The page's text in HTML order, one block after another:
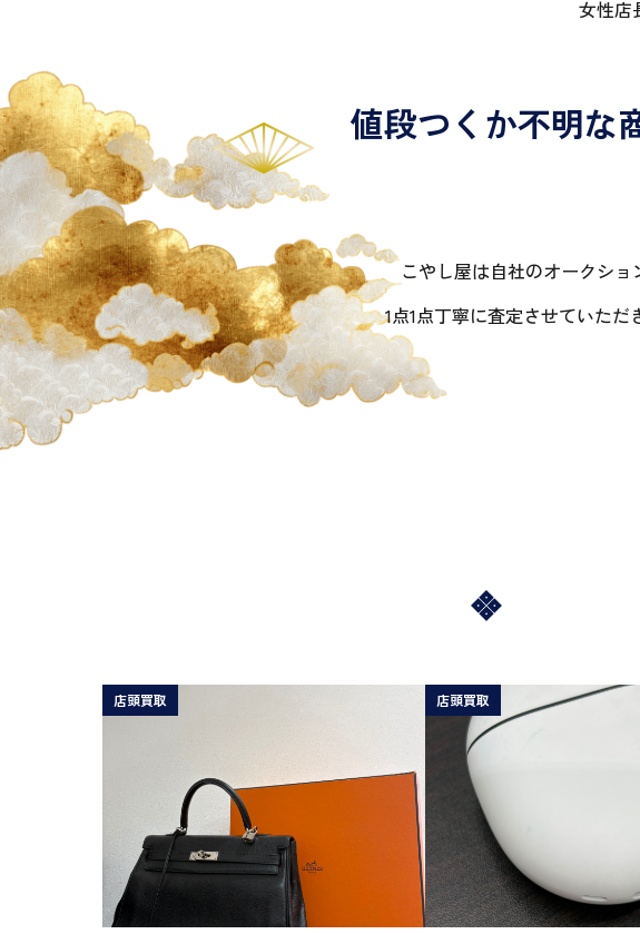
女性店
値段つくか不明な
こやし屋は自社のオークショ
1点1点丁寧に査定させていた
店頭買取 店頭買取